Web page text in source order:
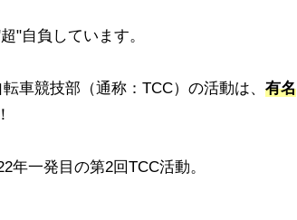
"自負しています。
車競技部（通称：TCC）の活動は、 有名
年一発目の第2回TCC活動。